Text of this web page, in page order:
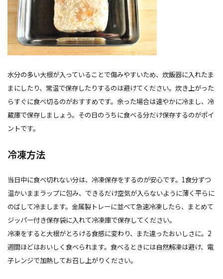
水分の多い大根が入っていることで傷みやすいため、炊飯器に入れたま
まにしたり、常温で保存したりするのは避けてください。炊き上がった
らすぐに食べ切るのがおすすめです。余った場合は速やかに冷まし、冷
蔵庫で保存しましょう。その日のうちに食べる分だけ保存するのがポイ
ントです。
冷凍方法
当日中に食べ切れない分は、冷凍保存をするのが安心です。1食分ずつ
温かいままラップに包み、できるだけ空気が入らないように薄く平らに
のばして冷まします。金属製トレーに並べて急速冷凍したら、まとめて
ジッパー付き保存袋に入れて冷凍庫で保存してください。
冷凍をすると大根がとろける食感に変わり、また違ったおいしさに。2
週間ほどはおいしく食べられます。食べるときには自然解凍は避け、電
子レンジで加熱してお召し上がりください。